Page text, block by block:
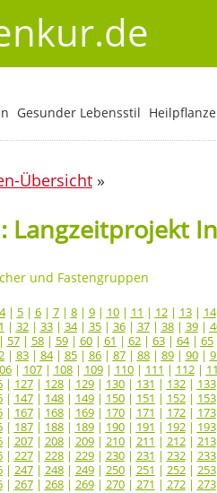
Gesunder Lebensstil
Übersicht»
Langzeitprojekt
und Fastengruppen
4| 5| 6| 7| 8| 9| 10| 11 | 12| 13| 14
| 32| 33| 34| 35| 36| 37| 38| 39|
57| 58| 59| 60| 61 | 62| 63| 64| 65
| 83| 84| 85| 86| 87| 88| 89| 90|
| 107| 108| 109| 110| 111 | 112|
| 127| 128| 129| 130| 131 | 132| 133
| 147| 148| 149| 150| 151 | 152| 153
| 167| 168| 169| 170| 171 | 172| 173
| 187| 188| 189| 190| 191 | 192| 193
| 207| 208| 209| 210| 211 | 212| 213
| 227| 228| 229| 230| 231 | 232| 233
| 247| 248| 249| 250| 251 | 252| 253
| 267| 268| 269| 270| 271 | 272| 273